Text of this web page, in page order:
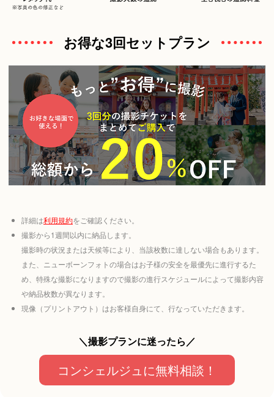
お得な3回セットプラン
詳細は利用規約をご確認ください。
撮影から1週間以内に納品します。
撮影時の状況または天候等により、当該枚数に達しない場合もあります。
また、ニューボーンフォトの場合はお子様の安全を最優先に進行するた
め、特殊な撮影になりますので撮影の進行スケジュールによって撮影内容
や納品枚数が異なります。
現像（プリントアウト）はお客様自身にて、行なっていただきます。
＼撮影プランに迷ったら／
コンシェルジュに無料相談！